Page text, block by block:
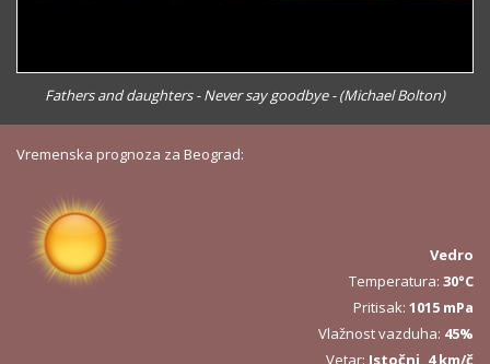
Fathers and daughters - Never say goodbye - (Michael Bolton)
Vremenska prognoza za Beograd:
Vedro
Temperatura: 30°C
Pritisak: 1015 mPa
Vlažnost vazduha: 45%